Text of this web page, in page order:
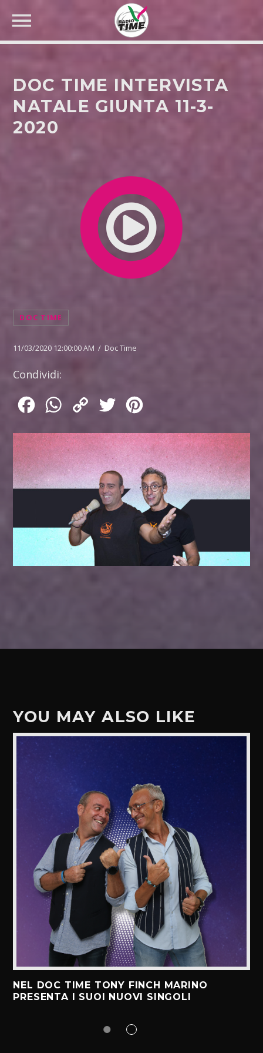
CERCA NEL SITO WEB:
DOC TIME INTERVISTA
NATALE GIUNTA 11-3-
2020
DOC TIME
11/03/2020 12:00:00 AM / Doc Time
Condividi:
FacebookWhatsApp
Copy
Twitter
YOU MAY ALSO LIKE
NEL DOC TIME TONY FINCH MARINO
PRESENTA I SUOI NUOVI SINGOLI